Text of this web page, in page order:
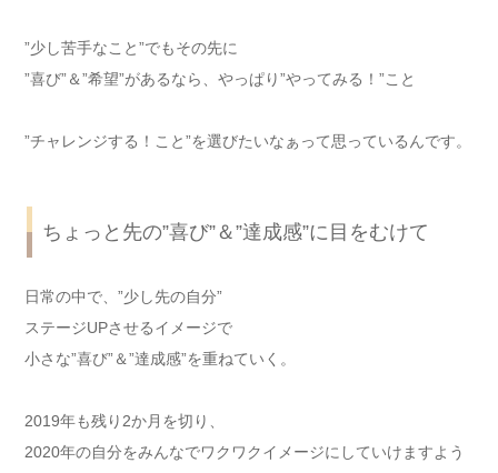
”少し苦手なこと”でもその先に
”喜び”＆”希望”があるなら、やっぱり”やってみる！”こと
”チャレンジする！こと”を選びたいなぁって思っているんです。
ちょっと先の”喜び”＆”達成感”に目をむけて
日常の中で、”少し先の自分”
ステージUPさせるイメージで
小さな”喜び”＆”達成感”を重ねていく。
2019年も残り2か月を切り、
2020年の自分をみんなでワクワクイメージにしていけますよう